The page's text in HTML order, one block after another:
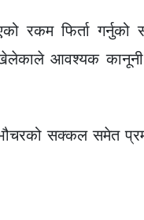
रकम फिर्ता
आवश्यक कानूनी
सक्कल समेत